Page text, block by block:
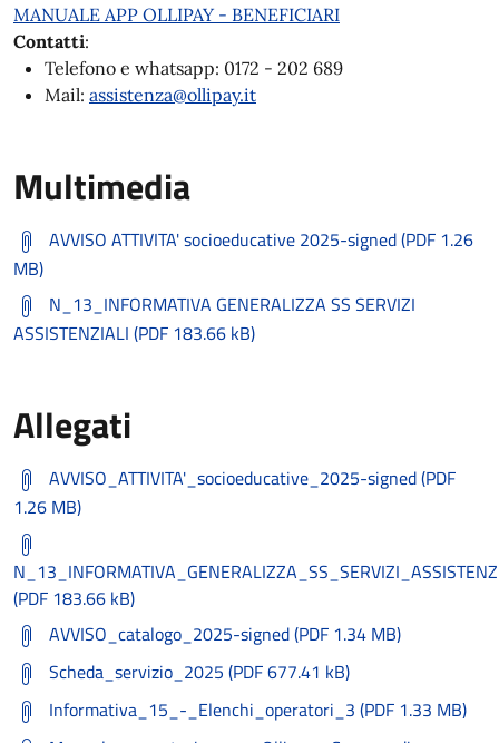
MANUALE APP OLLIPAY - BENEFICIARI
Contatti:
Telefono e whatsapp: 0172 - 202 689
Mail: assistenza@ollipay.it
Multimedia
AVVISO ATTIVITA' socioeducative 2025-signed (PDF 1.26
MB)
N_13_INFORMATIVA GENERALIZZA SS SERVIZI
ASSISTENZIALI (PDF 183.66 kB)
Allegati
AVVISO_ATTIVITA'_socioeducative_2025-signed (PDF
1.26 MB)
(PDF 183.66 kB)
AVVISO_catalogo_2025-signed (PDF 1.34 MB)
Scheda_servizio_2025 (PDF 677.41 kB)
Informativa_15_-_Elenchi_operatori_3 (PDF 1.33 MB)